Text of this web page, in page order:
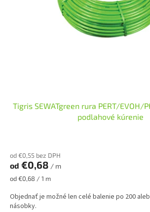
Tigris SEWATgreen rura PERT/EVOH/
podlahové kúrenie
od €0,55 bez DPH
od €0,68 / m
Jednotková
od €0,68 / 1 m
Objednať je možné len celé balenie po 200
násobky.